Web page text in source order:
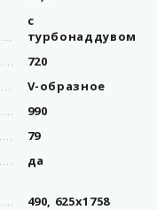
с
турбонаддувом
720
V-образное
990
79
да
490, 625x1758